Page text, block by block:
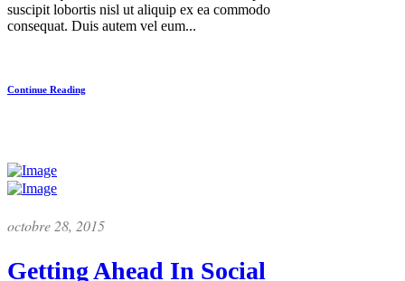
suscipit lobortis nisl ut aliquip ex ea commodo
consequat. Duis autem vel eum...
Continue Reading
octobre 28, 2015
Getting Ahead In Social